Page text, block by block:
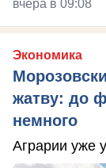
вчера в 09:08
Экономика
жатву: до
немного
Аграрии уже